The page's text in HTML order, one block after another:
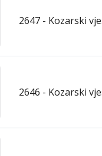
2647 - Kozarski
2646 - Kozarski